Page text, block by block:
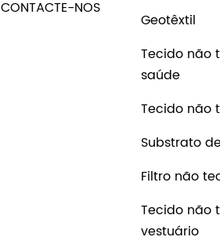
CONTACTE-NOS
Geotêxtil
Tecido não
saúde
Tecido não
Substrato
Filtro não
Tecido não
vestuário